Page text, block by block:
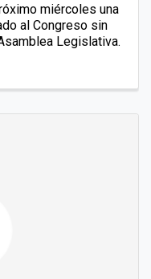
miércoles una
al Congreso sin
Legislativa.